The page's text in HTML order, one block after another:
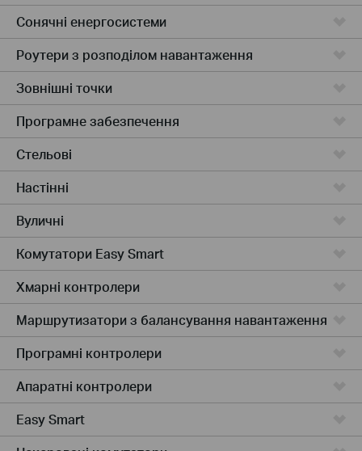
Сонячні енергосистеми
Роутери з розподілом навантаження
Зовнішні точки
Програмне забезпечення
Стельові
Настінні
Вуличні
Комутатори Easy Smart
Хмарні контролери
Маршрутизатори з балансування навантаження
Програмні контролери
Апаратні контролери
Easy Smart